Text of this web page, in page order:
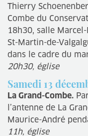
Thierry
Combe du
18h30, salle Marcel-
St-Martin-de-
dans le cadre du
20h30, église
Samedi 13
La Grand-Combe.
l’antenne de La
Maurice-André
11h, église